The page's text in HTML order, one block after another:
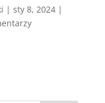
| sty 8, 2024|